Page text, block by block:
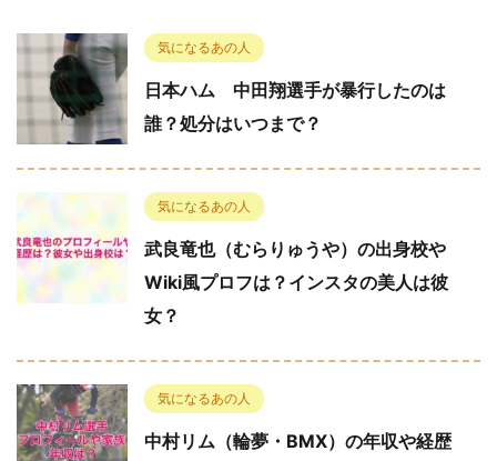
気になるあの人
日本ハム 中田翔選手が暴行したのは
誰？処分はいつまで？
気になるあの人
武良竜也（むらりゅうや）の出身校や
Wiki風プロフは？インスタの美人は彼
女？
気になるあの人
中村リム（輪夢・BMX）の年収や経歴